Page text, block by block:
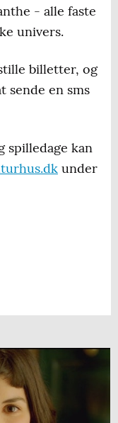
- alle faste
univers.
billetter, og
sende en sms
spilledage kan
under